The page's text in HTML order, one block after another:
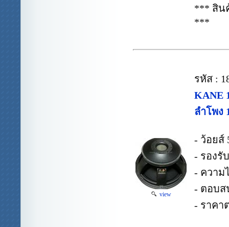
*** สิน
***
view
รหัส :
KANE
ลำโพง
- ว้อยส์
- รองรั
- ความ
- ตอบส
- ราคา